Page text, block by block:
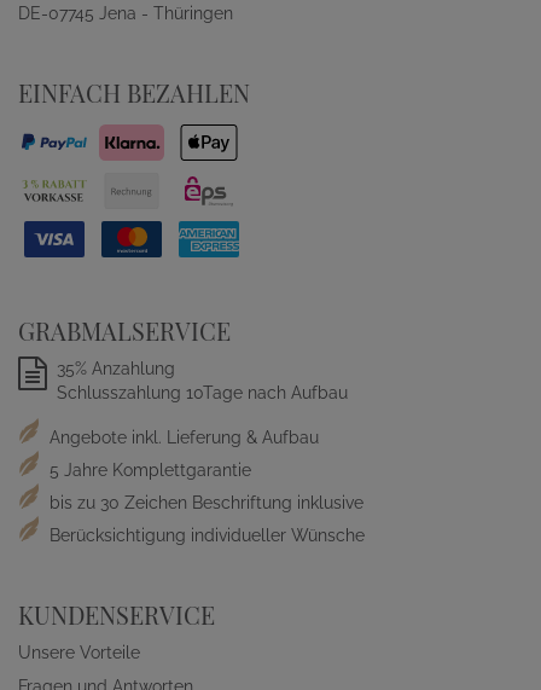
DE-07745 Jena - Thüringen
EINFACH BEZAHLEN
GRABMALSERVICE
35% Anzahlung
Schlusszahlung 10Tage nach Aufbau
Angebote inkl. Lieferung & Aufbau
5 Jahre Komplettgarantie
bis zu 30 Zeichen Beschriftung inklusive
Berücksichtigung individueller Wünsche
KUNDENSERVICE
Unsere Vorteile
Fragen und Antworten